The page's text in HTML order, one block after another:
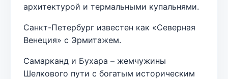
архитектурой и термальными купальнями.
Санкт-Петербург известен как «Северная
Венеция» с Эрмитажем.
Самарканд и Бухара – жемчужины
Шелкового пути с богатым историческим